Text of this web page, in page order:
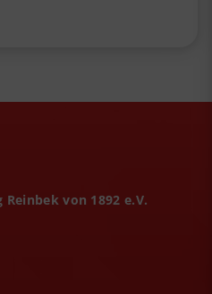
von 1892 e.V.